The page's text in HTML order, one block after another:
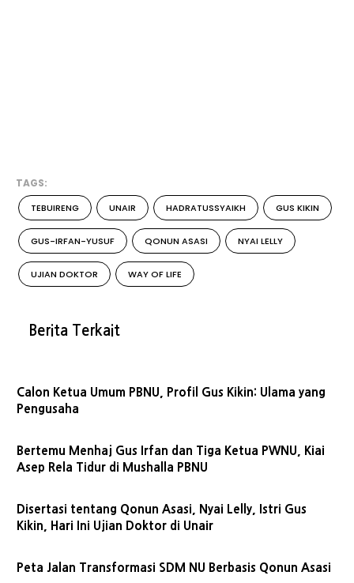
TAGS:
TEBUIRENG UNAIR HADRATUSSYAIKH GUS KIKIN
GUS-IRFAN-YUSUF QONUN ASASI NYAI LELLY
UJIAN DOKTOR WAY OF LIFE
Berita Terkait
Calon Ketua Umum PBNU, Profil Gus Kikin: Ulama yang
Pengusaha
Bertemu Menhaj Gus Irfan dan Tiga Ketua PWNU, Kiai
Asep Rela Tidur di Mushalla PBNU
Disertasi tentang Qonun Asasi, Nyai Lelly, Istri Gus
Kikin, Hari Ini Ujian Doktor di Unair
Peta Jalan Transformasi SDM NU Berbasis Qonun Asasi